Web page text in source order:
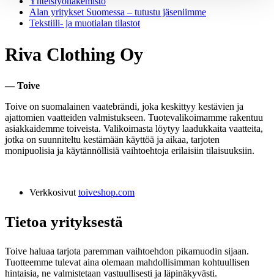
Alan yritykset Suomessa – tutustu jäseniimme
Tekstiili- ja muotialan tilastot
Riva Clothing Oy
— Toive
Toive on suomalainen vaatebrändi, joka keskittyy kestävien ja
ajattomien vaatteiden valmistukseen. Tuotevalikoimamme rakentuu
asiakkaidemme toiveista. Valikoimasta löytyy laadukkaita vaatteita,
jotka on suunniteltu kestämään käyttöä ja aikaa, tarjoten
monipuolisia ja käytännöllisiä vaihtoehtoja erilaisiin tilaisuuksiin.
Verkkosivut toiveshop.com
Tietoa yrityksestä
Toive haluaa tarjota paremman vaihtoehdon pikamuodin sijaan.
Tuotteemme tulevat aina olemaan mahdollisimman kohtuullisen
hintaisia, ne valmistetaan vastuullisesti ja läpinäkyvästi.